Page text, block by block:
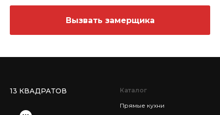
Вызвать замерщика
13 КВАДРАТОВ Каталог
Прямые кухни